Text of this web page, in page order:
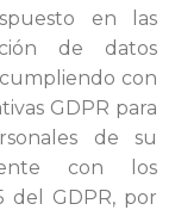
en las
de datos
cumpliendo con
GDPR para
de su
con los
del GDPR, por